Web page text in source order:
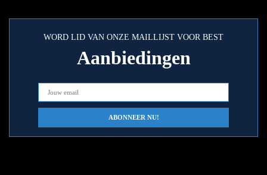
WORD LID VAN ONZE MAILLIJST VOOR BEST
Aanbiedingen